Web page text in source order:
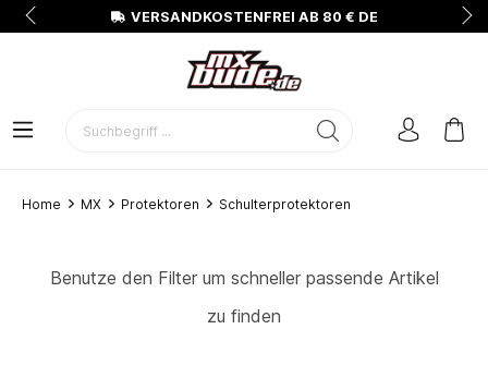
VERSANDKOSTENFREI AB 80 € DE
Home MX Protektoren Schulterprotektoren
Benutze den Filter um schneller passende Artikel
zu finden